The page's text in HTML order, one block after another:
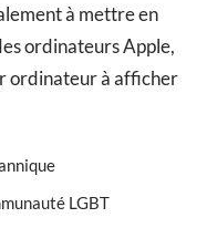
à mettre en
ordinateurs Apple,
ordinateur à afficher
LGBT